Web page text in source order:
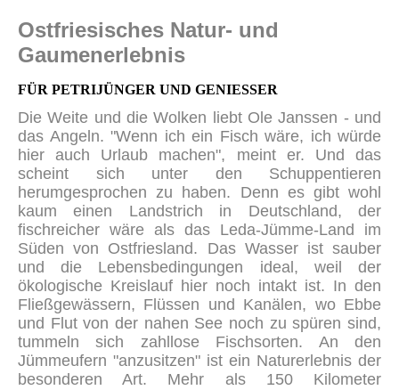
Ostfriesisches Natur- und
Gaumenerlebnis
FÜR PETRIJÜNGER UND GENIESSER
Die Weite und die Wolken liebt Ole Janssen - und
das Angeln. "Wenn ich ein Fisch wäre, ich würde
hier auch Urlaub machen", meint er. Und das
scheint sich unter den Schuppentieren
herumgesprochen zu haben. Denn es gibt wohl
kaum einen Landstrich in Deutschland, der
fischreicher wäre als das Leda-Jümme-Land im
Süden von Ostfriesland. Das Wasser ist sauber
und die Lebensbedingungen ideal, weil der
ökologische Kreislauf hier noch intakt ist. In den
Fließgewässern, Flüssen und Kanälen, wo Ebbe
und Flut von der nahen See noch zu spüren sind,
tummeln sich zahllose Fischsorten. An den
Jümmeufern "anzusitzen" ist ein Naturerlebnis der
besonderen Art. Mehr als 150 Kilometer